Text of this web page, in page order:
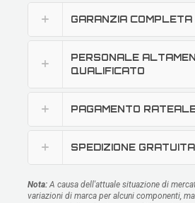
GARANZIA COMPLETA
PERSONALE
QUALIFICATO
PAGAMENTO
SPEDIZIONE GRATUITA
Nota: A causa dell'attuale situazione di
variazioni di marca per alcuni componenti,